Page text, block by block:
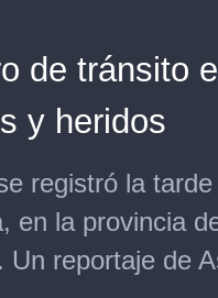
de tránsito
y heridos
registró la
en la provincia
Un reportaje de